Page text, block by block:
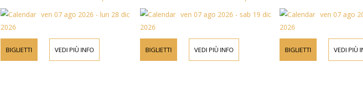
ven 07 ago 2026 - lun 28 dic
2026
BIGLIETTI VEDI PIÙ INFO
visita il nostro sito web o contattaci
telefonicamente.ven 07 ago 2026 - sab 19 dic
2026
BIGLIETTI VEDI PIÙ INFO
web o contattaci
ven 07 ago
2026
BIGLIETTI VEDI PIÙ